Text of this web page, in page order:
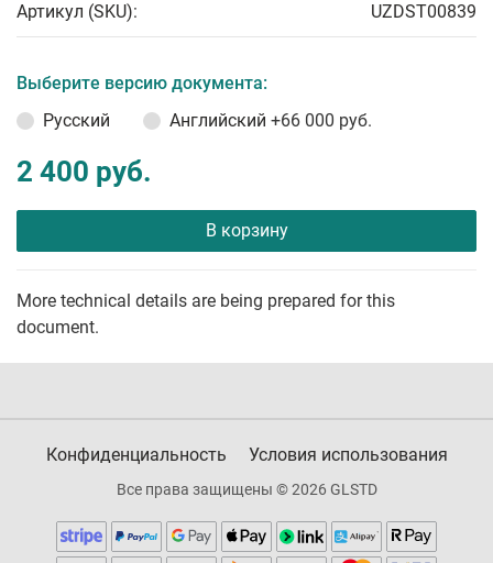
Артикул (SKU): UZDST00839
Выберите версию документа:
Русский
Английский +66 000 руб.
2 400 руб.
В корзину
More technical details are being prepared for this
document.
Конфиденциальность Условия использования
Все права защищены © 2026 GLSTD